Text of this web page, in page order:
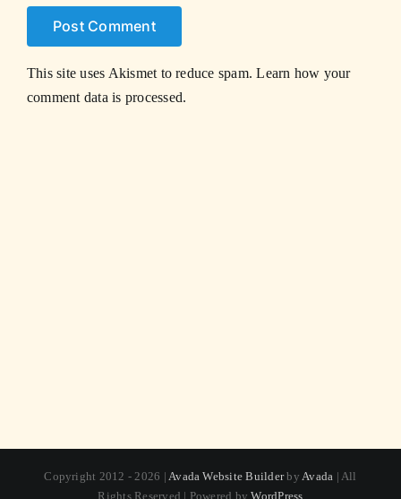
This site uses Akismet to reduce spam.Learn how your
comment data is processed.
Copyright 2012 - 2026 | Avada Website Builderby Avada | All
Rights Reserved | Powered byWordPress